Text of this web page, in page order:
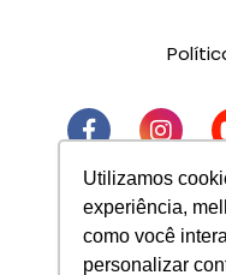
Utilizamos
experiência,
como você
personalizar